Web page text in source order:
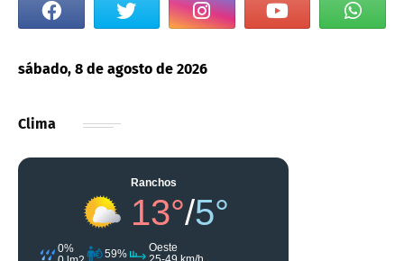
sábado, 8 de agosto de 2026
Clima